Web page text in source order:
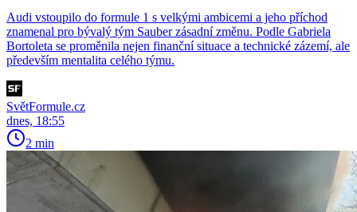
Audi vstoupilo do formule 1 s velkými ambicemi a jeho příchod
znamenal pro bývalý tým Sauber zásadní změnu. Podle Gabriela
Bortoleta se proměnila nejen finanční situace a technické zázemí, ale
především mentalita celého týmu.
SvětFormule.cz
dnes, 18:55
2 min